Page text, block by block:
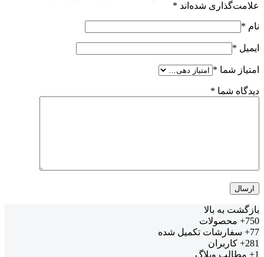
علامت‌گذاری شده‌اند *
نام *
ایمیل *
امتیاز شما *
دیدگاه شما *
بازگشت به بالا
750+
محصولات
77+
سفارشات تکمیل شده
281+
کاربران
1+
مطالب وبلاگ